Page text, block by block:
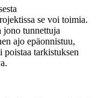
se voi toimia.
jono tunnettuja
ajo epäonnistuu,
tarkistuksen